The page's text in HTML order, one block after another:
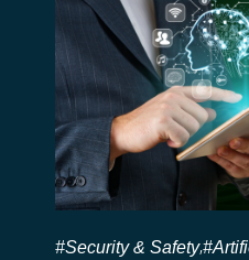
#Security & Safety,